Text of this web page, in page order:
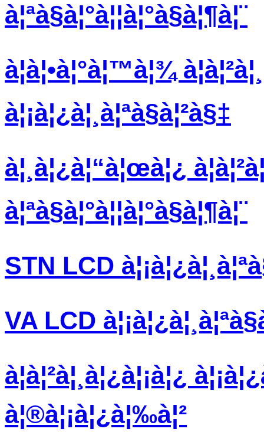
à¦ªà§à¦°à¦¦à¦°à§à¦¶à¦¨
à¦à¦•à¦°à¦™à¦¾
à¦¡à¦¿à¦¸à¦ªà§à¦²à§‡
à¦¸à¦¿à¦“à¦œà¦¿
à¦ªà§à¦°à¦¦à¦°à§à¦¶à¦¨
STN LCD
VA LCD
à¦à¦²à¦¸à¦¿à¦¡à¦¿
à¦®à¦¡à¦¿à¦‰à¦²